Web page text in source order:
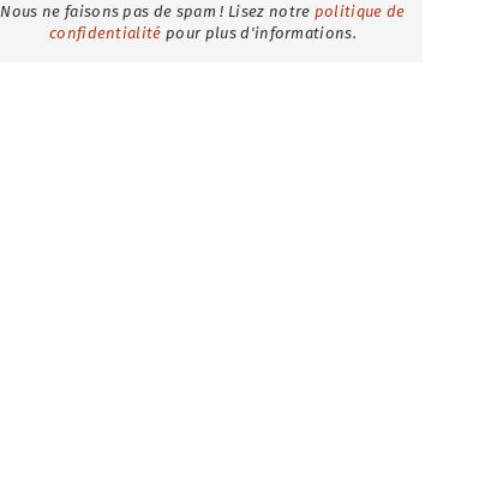
Nous ne faisons pas de spam ! Lisez notre politique de
confidentialité pour plus d'informations.